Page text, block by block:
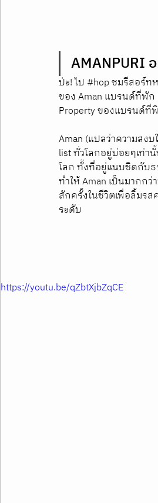
AMANPURI
ป่ะ! ไป #hop ชมรีสอร์ท
ของ Aman แบรนด์ที่พัก
Property ของแบรนด์ที่
Aman (แปลว่าความสง
list ทั่วโลกอยู่บ่อยๆเท่า
โลก ทั้งที่อยู่แนบชิดกับ
ทำให้ Aman เป็นมากก
สักครั้งในชีวิตเพื่อลิ้มร
ระดับ
https://youtu.be/qZbtXjbZqCE